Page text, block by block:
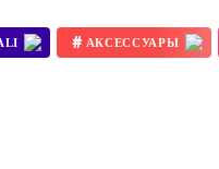
# АКСЕССУАРЫ